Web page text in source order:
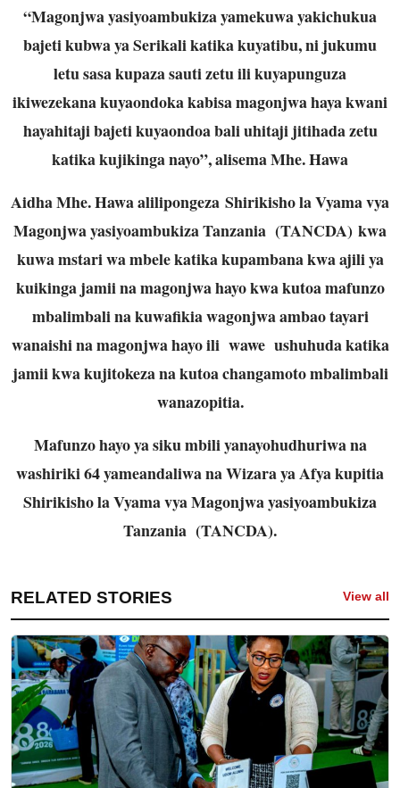
“Magonjwa yasiyoambukiza yamekuwa yakichukua
bajeti kubwa ya Serikali katika kuyatibu, ni jukumu
letu sasa kupaza sauti zetu ili kuyapunguza
ikiwezekana kuyaondoka kabisa magonjwa haya kwani
hayahitaji bajeti kuyaondoa bali uhitaji jitihada zetu
katika kujikinga nayo”, alisema Mhe. Hawa
Aidha Mhe. Hawa alilipongeza Shirikisho la Vyama vya
Magonjwa yasiyoambukiza Tanzania (TANCDA) kwa
kuwa mstari wa mbele katika kupambana kwa ajili ya
kuikinga jamii na magonjwa hayo kwa kutoa mafunzo
mbalimbali na kuwafikia wagonjwa ambao tayari
wanaishi na magonjwa hayo ili wawe ushuhuda katika
jamii kwa kujitokeza na kutoa changamoto mbalimbali
wanazopitia.
Mafunzo hayo ya siku mbili yanayohudhuriwa na
washiriki 64 yameandaliwa na Wizara ya Afya kupitia
Shirikisho la Vyama vya Magonjwa yasiyoambukiza
Tanzania (TANCDA).
RELATED STORIES View all